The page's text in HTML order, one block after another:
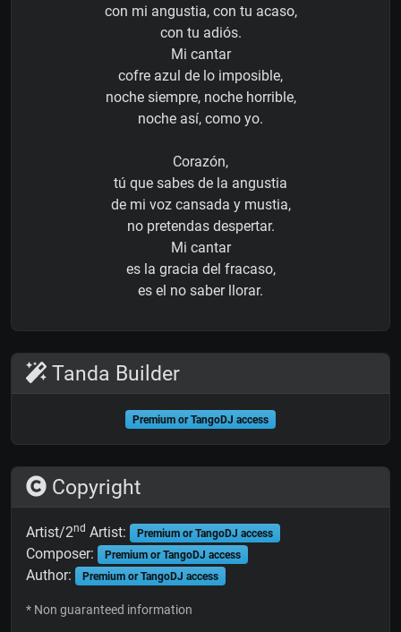
con mi angustia, con tu acaso,
con tu adiós.
Mi cantar
cofre azul de lo imposible,
noche siempre, noche horrible,
noche así, como yo.
Corazón,
tú que sabes de la angustia
de mi voz cansada y mustia,
no pretendas despertar.
Mi cantar
es la gracia del fracaso,
es el no saber llorar.
Tanda Builder
Premium or TangoDJ access
Copyright
Artist/2nd Artist: Premium or TangoDJ access
Composer: Premium or TangoDJ access
Author: Premium or TangoDJ access
* Non guaranteed information